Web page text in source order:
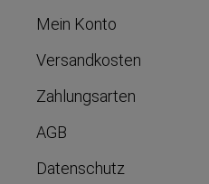
Mein Konto
Versandkosten
Zahlungsarten
AGB
Datenschutz